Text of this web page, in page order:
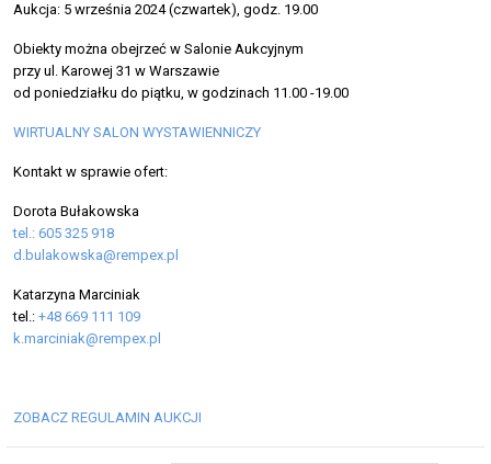
Aukcja: 5 września 2024 (czwartek), godz. 19.00
Obiekty można obejrzeć w Salonie Aukcyjnym
przy ul. Karowej 31 w Warszawie
od poniedziałku do piątku, w godzinach 11.00 -19.00
WIRTUALNY SALON WYSTAWIENNICZY
Kontakt w sprawie ofert:
Dorota Bułakowska
tel.: 605 325 918
d.bulakowska@rempex.pl
Katarzyna Marciniak
tel.: +48 669 111 109
k.marciniak@rempex.pl
ZOBACZ REGULAMIN AUKCJI